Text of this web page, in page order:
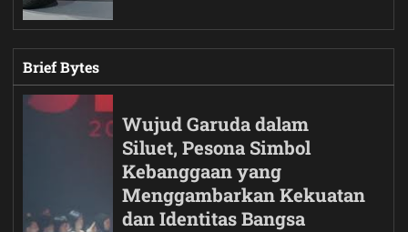
Brief Bytes
Wujud Garuda dalam
Siluet, Pesona Simbol
Kebanggaan yang
Menggambarkan Kekuatan
dan Identitas Bangsa